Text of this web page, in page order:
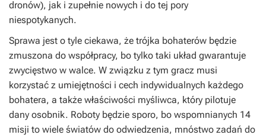
dronów), jak i zupełnie nowych i do tej pory
niespotykanych.
Sprawa jest o tyle ciekawa, że trójka bohaterów będzie
zmuszona do współpracy, bo tylko taki układ gwarantuje
zwycięstwo w walce. W związku z tym gracz musi
korzystać z umiejętności i cech indywidualnych każdego
bohatera, a także właściwości myśliwca, który pilotuje
dany osobnik. Roboty będzie sporo, bo wspomnianych 14
misji to wiele światów do odwiedzenia, mnóstwo zadań do